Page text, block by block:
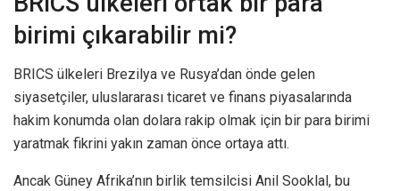
birimi çıkarabilir mi?
BRICS ülkeleri Brezilya ve Rusya’dan önde gelen
siyasetçiler, uluslararası ticaret ve finans piyasalarında
hakim konumda olan dolara rakip olmak için bir para birimi
yaratmak fikrini yakın zaman önce ortaya attı.
Ancak Güney Afrika’nın birlik temsilcisi Anil Sooklal, bu